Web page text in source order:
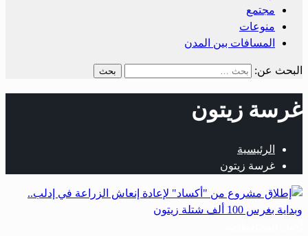
مجتمع
منوعات
المسافات بين المدن
البحث عن:
غرسة زيتون
الرئيسية
غرسة زيتون